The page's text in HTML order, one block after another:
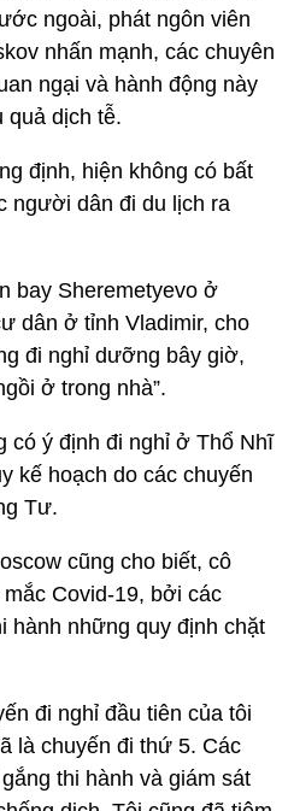
ngoài, phát ngôn viên
nhấn mạnh, các chuyên
ngại và hành động này
quả dịch tễ.
định, hiện không có bất
người dân đi du lịch ra
bay Sheremetyevo ở
dân ở tỉnh Vladimir, cho
đi nghỉ dưỡng bây giờ,
ở trong nhà”.
có ý định đi nghỉ ở Thổ Nhĩ
kế hoạch do các chuyến
Tư.
cũng cho biết, cô
Covid-19, bởi các
hành những quy định chặt
đi nghỉ đầu tiên của tôi
là chuyến đi thứ 5. Các
thi hành và giám sát